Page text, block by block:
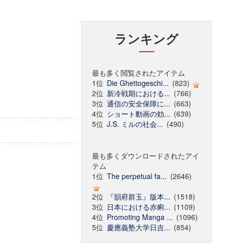
ランキング
最も多く閲覧されたアイテム
1位 Die Ghettogeschi... (823)
2位 新冷戦期における... (766)
3位 通信の安全保障に... (663)
4位 ショート動画の効... (639)
5位 J.S. ミルの社会... (490)
最も多くダウンロードされたアイ
テム
1位 The perpetual fa... (2646)
2位
『韻府群玉』版本... (1518)
3位 日本における赤痢... (1109)
4位 Promoting Manga ... (1096)
5位 慶應義塾大学日吉... (854)